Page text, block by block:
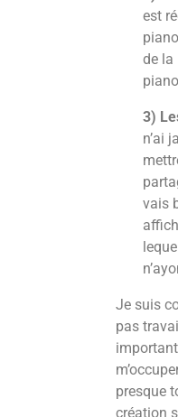
est
de la
3)
n’ai
vais
Je suis
pas
presque
création